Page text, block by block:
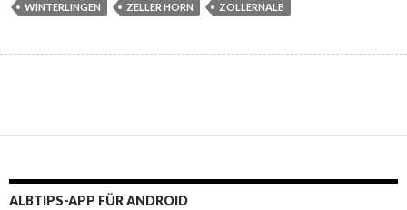
WINTERLINGEN
ZELLER HORN ZOLLERNALB
ALBTIPS-APP FÜR ANDROID